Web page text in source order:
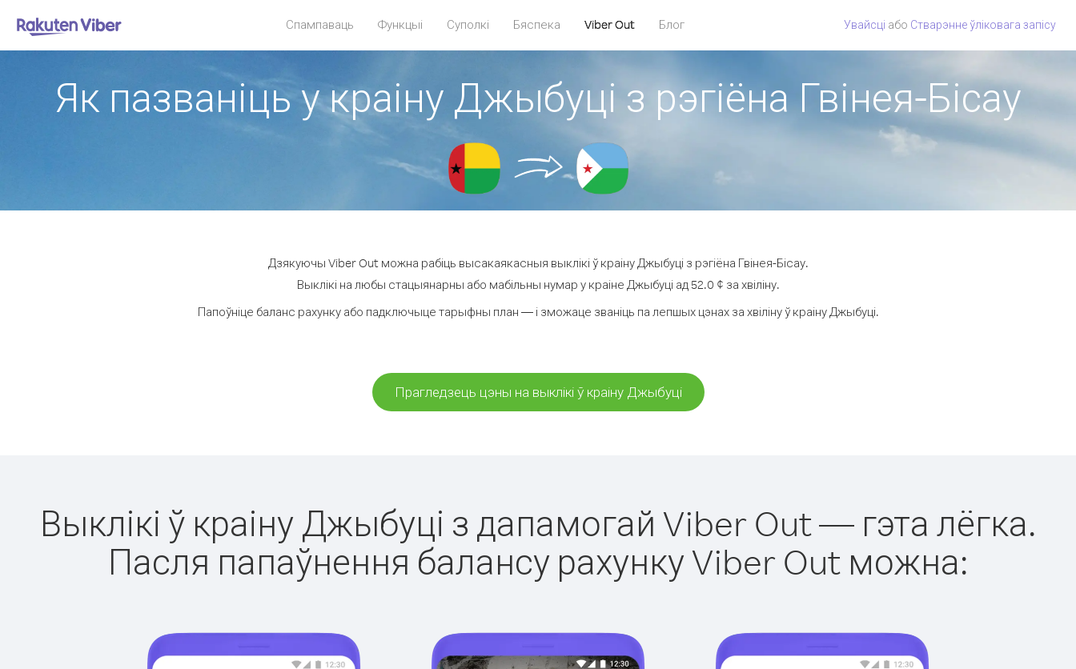
Спампаваць Функцыі Суполкі Бяспека Viber Out Блог Увайсці або Стварэнне ўліковага запісу
Як пазваніць у краіну Джыбуці з рэгіёна Гвінея-Бісау
Дзякуючы Viber Out можна рабіць высакаякасныя выклікі ў краіну Джыбуці з рэгіёна Гвінея-Бісау.
Выклікі на любы стацыянарны або мабільны нумар у краіне Джыбуці ад 52.0 ¢ за хвіліну.
Папоўніце баланс рахунку або падключыце тарыфны план — і зможаце званіць па лепшых цэнах за хвіліну ў краіну Джыбуці.
Прагледзець цэны на выклікі ў краіну Джыбуці
Выклікі ў краіну Джыбуці з дапамогай Viber Out — гэта лёгка.
Пасля папаўнення балансу рахунку Viber Out можна: